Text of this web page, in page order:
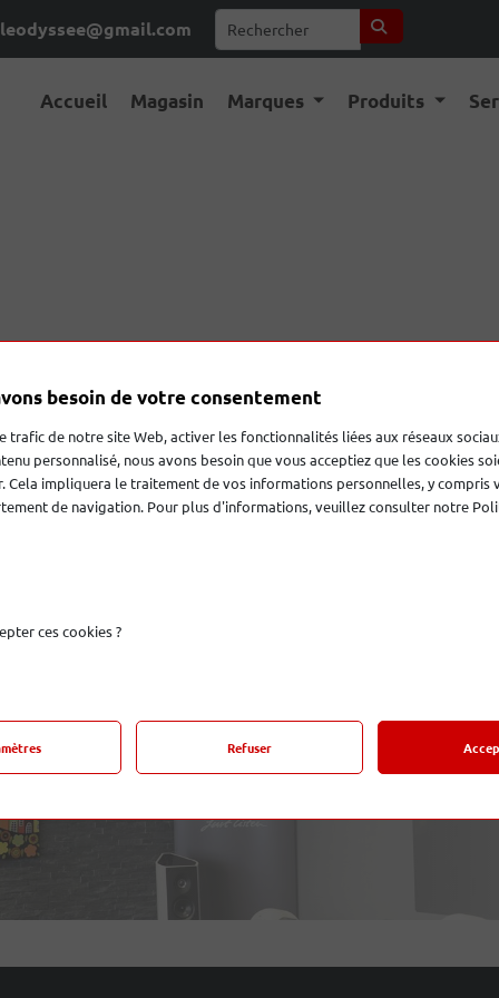
Accueil Magasin Marques Produits
est de vous faire redécouvrir votre musique grâce a un
de comprendre vos besoins car chaque projet musical
un choix de produits testés et sélectionnés par des
auditoriums.
propre aventure auditive !
Besoin d'assistance, contactez-
besoin de votre consentement
trafic de notre site Web, activer les fonctionnalités liées aux réseaux
personnalisé, nous avons besoin que vous acceptiez que les cookies
Cela impliquera le traitement de vos informations personnelles, y compris
de navigation. Pour plus d'informations, veuillez consulter notre
ces cookies ?
Refuser